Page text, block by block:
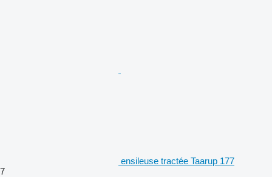
ensileuse tractée Taarup 177
7